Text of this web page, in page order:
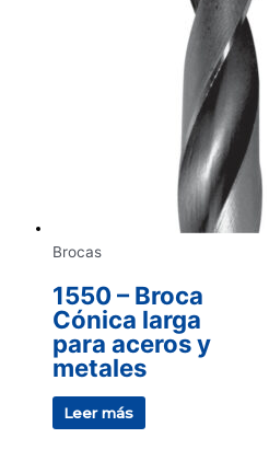
Brocas
1550 – Broca
Cónica larga
para aceros y
metales
Leer más